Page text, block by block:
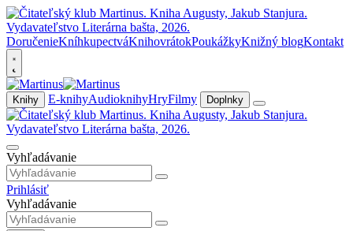
DoručenieKníhkupectváKnihovrátokPoukážkyKnižný blogKontakt
Knihy E-knihyAudioknihyHryFilmy Doplnky
Vyhľadávanie
Prihlásiť
Vyhľadávanie